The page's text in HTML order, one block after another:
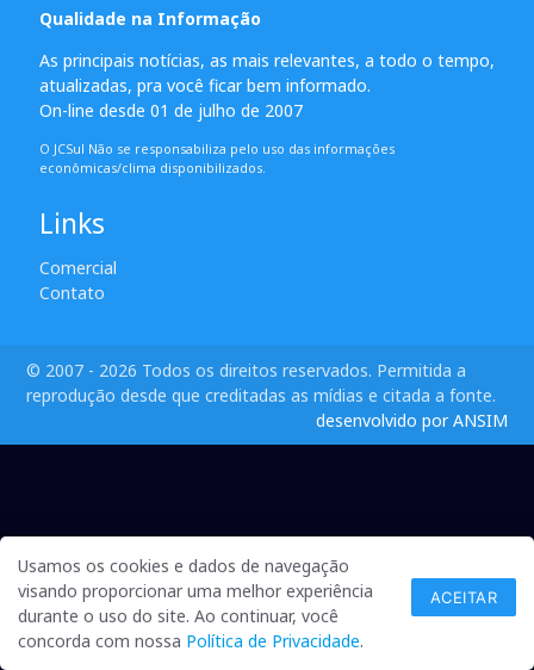
Qualidade na Informação
As principais notícias, as mais relevantes, a todo o tempo,
atualizadas, pra você ficar bem informado.
On-line desde 01 de julho de 2007
O JCSul Não se responsabiliza pelo uso das informações
econômicas/clima disponibilizados.
Links
Comercial
Contato
© 2007 - 2026 Todos os direitos reservados. Permitida a
reprodução desde que creditadas as mídias e citada a fonte.
desenvolvido por ANSIM
Usamos os cookies e dados de navegação
visando proporcionar uma melhor experiência
durante o uso do site. Ao continuar, você
concorda com nossa Política de Privacidade.
ACEITAR